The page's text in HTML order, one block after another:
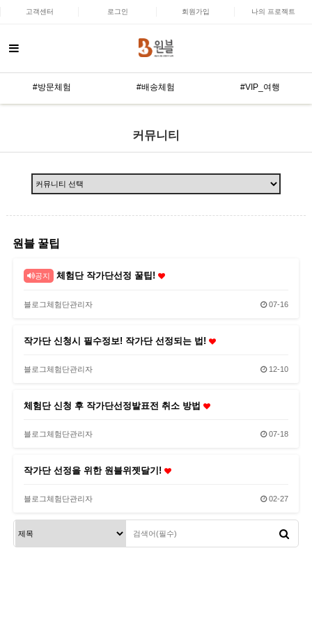
고객센터 로그인 회원가입 나의 프로젝트
#방문체험 #배송체험 #VIP_여행
커뮤니티
원블 꿀팁
공지 체험단 작가단선정 꿀팁!
블로그체험단관리자 07-16
작가단 신청시 필수정보! 작가단 선정되는 법!
블로그체험단관리자 12-10
체험단 신청 후 작가단선정발표전 취소 방법
블로그체험단관리자 07-18
작가단 선정을 위한 원블위젯달기!
블로그체험단관리자 02-27